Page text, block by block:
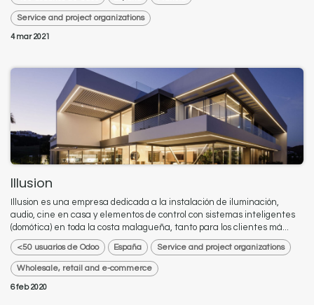
Service and project organizations
4 mar 2021
Illusion
Illusion es una empresa dedicada a la instalación de iluminación,
audio, cine en casa y elementos de control con sistemas inteligentes
(domótica) en toda la costa malagueña, tanto para los clientes má...
<50 usuarios de Odoo España Service and project organizations
Wholesale, retail and e-commerce
6 feb 2020